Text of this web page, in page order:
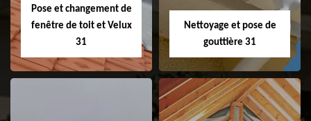
Pose et changement de
fenêtre de toit et Velux
31
Nettoyage et pose de
gouttière 31